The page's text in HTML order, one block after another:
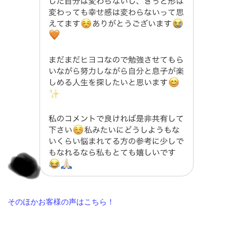
そのほかお客様の声はこちら！